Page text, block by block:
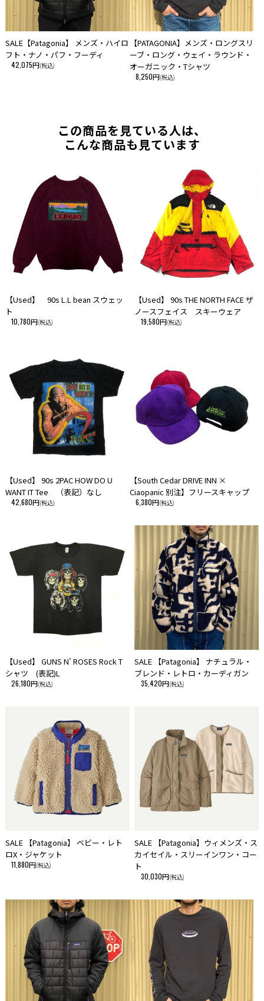
SALE【Patagonia】 メンズ・ハイロ
フト・ナノ・パフ・フーディ
42,075円(税込)
【PATAGONIA】メンズ・ロングスリ
ーブ・ロング・ウェイ・ラウンド・
オーガニック・Tシャツ
8,250円(税込)
この商品を見ている人は、
こんな商品も見ています
【Used】 90s L.L bean スウェッ
ト
10,780円(税込)
【Used】 90s THE NORTH FACE ザ
ノースフェイス スキーウェア
19,580円(税込)
【Used】 90s 2PAC HOW DO U
WANT IT Tee （表記）なし
42,680円(税込)
【South Cedar DRIVE INN ×
Ciaopanic 別注】フリースキャップ
6,380円(税込)
【Used】 GUNS N' ROSES Rock T
シャツ (表記)L
26,180円(税込)
SALE 【Patagonia】 ナチュラル・
ブレンド・レトロ・カーディガン
35,420円(税込)
SALE 【Patagonia】 ベビー・レト
ロX・ジャケット
11,880円(税込)
SALE 【Patagonia】ウィメンズ・ス
カイセイル・スリーインワン・コー
ト
30,030円(税込)